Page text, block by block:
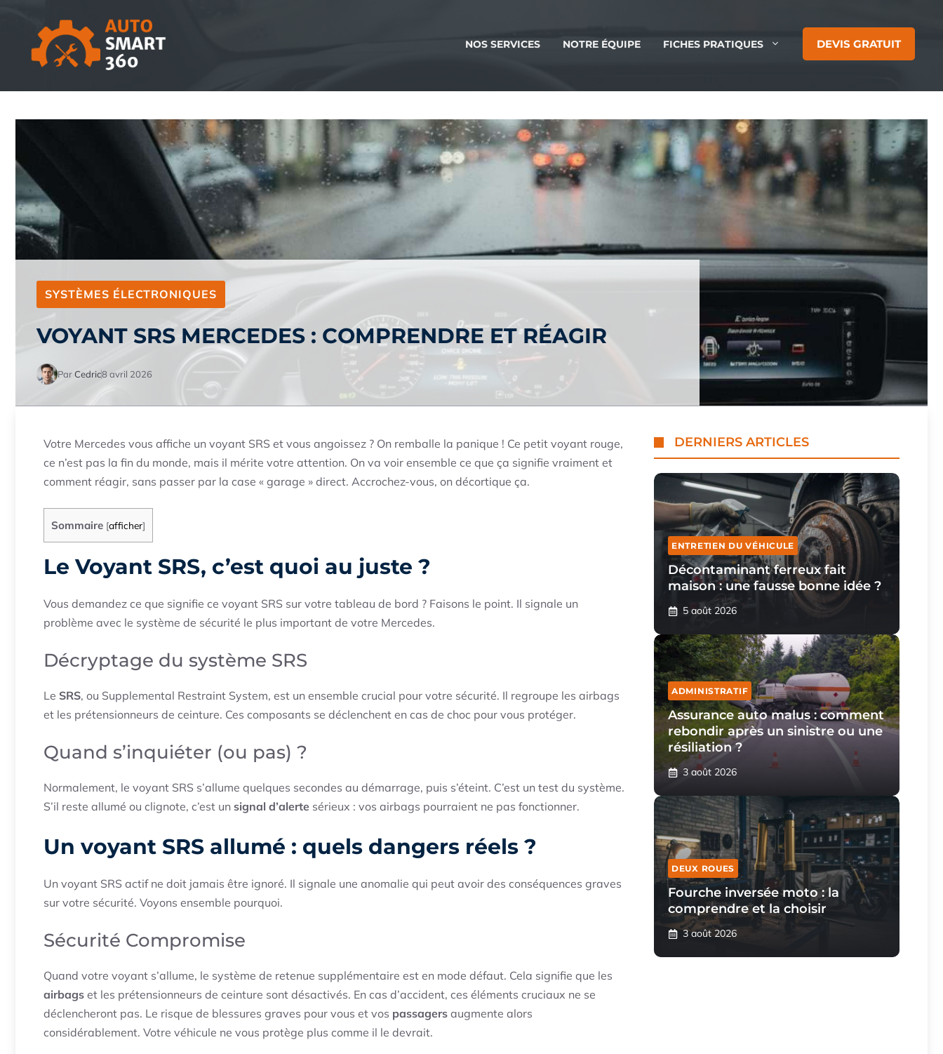
contenu
NOS SERVICES NOTRE ÉQUIPE FICHES PRATIQUES DEVIS GRATUIT
SYSTÈMES ÉLECTRONIQUES
VOYANT SRS MERCEDES : COMPRENDRE ET RÉAGIR
ParCedric8 avril 2026
Votre Mercedes vous affiche un voyant SRS et vous angoissez ? On remballe la panique ! Ce petit voyant rouge,
ce n’est pas la fin du monde, mais il mérite votre attention. On va voir ensemble ce que ça signifie vraiment et
comment réagir, sans passer par la case « garage » direct. Accrochez-vous, on décortique ça.
Sommaire [afficher]
Le Voyant SRS, c’est quoi au juste ?
Vous demandez ce que signifie ce voyant SRS sur votre tableau de bord ? Faisons le point. Il signale un
problème avec le système de sécurité le plus important de votre Mercedes.
Décryptage du système SRS
Le SRS, ou Supplemental Restraint System, est un ensemble crucial pour votre sécurité. Il regroupe les airbags
et les prétensionneurs de ceinture. Ces composants se déclenchent en cas de choc pour vous protéger.
Quand s’inquiéter (ou pas) ?
Normalement, le voyant SRS s’allume quelques secondes au démarrage, puis s’éteint. C’est un test du système.
S’il reste allumé ou clignote, c’est un signal d’alerte sérieux : vos airbags pourraient ne pas fonctionner.
Un voyant SRS allumé : quels dangers réels ?
Un voyant SRS actif ne doit jamais être ignoré. Il signale une anomalie qui peut avoir des conséquences graves
sur votre sécurité. Voyons ensemble pourquoi.
Sécurité Compromise
Quand votre voyant s’allume, le système de retenue supplémentaire est en mode défaut. Cela signifie que les
airbags et les prétensionneurs de ceinture sont désactivés. En cas d’accident, ces éléments cruciaux ne se
déclencheront pas. Le risque de blessures graves pour vous et vos passagers augmente alors
considérablement. Votre véhicule ne vous protège plus comme il le devrait.
DERNIERS ARTICLES
ENTRETIEN DU VÉHICULE
Décontaminant ferreux fait
maison : une fausse bonne idée ?
5 août 2026
ADMINISTRATIF
Assurance auto malus : comment
rebondir après un sinistre ou une
résiliation ?
3 août 2026
DEUX ROUES
Fourche inversée moto : la
comprendre et la choisir
3 août 2026